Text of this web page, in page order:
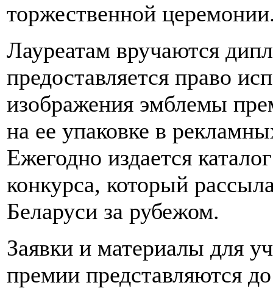
торжественной
Лауреатам вручаются
предоставляется право
изображения эмблемы
на ее упаковке в
Ежегодно издается
конкурса, который
Беларуси за рубежом.
Заявки и материалы для
премии представляются